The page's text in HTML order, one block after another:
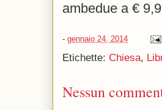
ambedue a €
- gennaio 24, 2014
Etichette: Chiesa,
Nessun